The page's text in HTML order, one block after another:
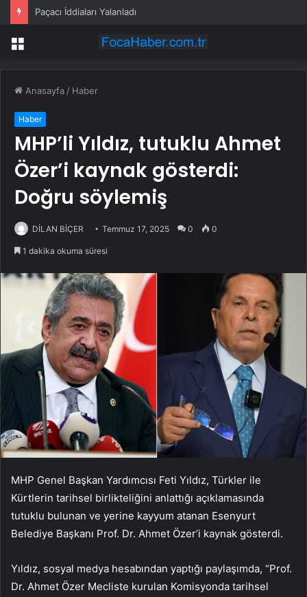
Paçacı İddiaları Yalanladı
Menü
Anasayfa / Haber
Haber
MHP’li Yıldız, tutuklu Ahmet
Özer’i kaynak gösterdi:
Doğru söylemiş
DİLAN BİÇER Temmuz 17, 2025 0 0
1 dakika okuma süresi
MHP Genel Başkan Yardımcısı Feti Yıldız, Türkler ile
Kürtlerin tarihsel birlikteliğini anlattığı açıklamasında
tutuklu bulunan ve yerine kayyum atanan Esenyurt
Belediye Başkanı Prof. Dr. Ahmet Özer’i kaynak gösterdi.
Yıldız, sosyal medya hesabından yaptığı paylaşımda, “Prof.
Dr. Ahmet Özer Mecliste kurulan Komisyonda tarihsel